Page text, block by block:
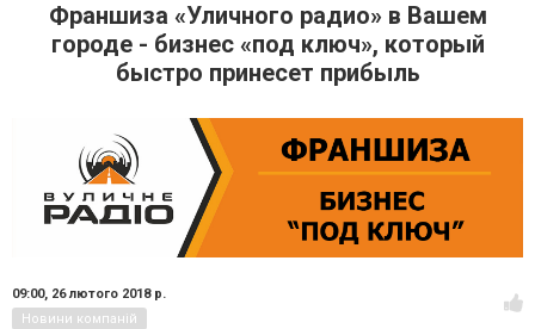
Франшиза «Уличного радио» в Вашем
городе - бизнес «под ключ», который
быстро принесет прибыль
09:00, 26 лютого 2018 р.
Новини компаній